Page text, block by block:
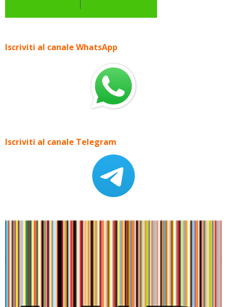
Iscriviti al canale WhatsApp
Iscriviti al canale Telegram